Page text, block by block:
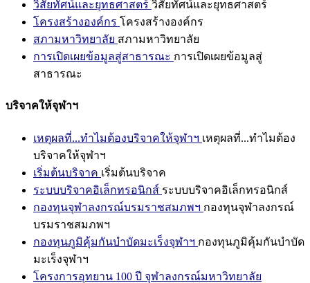
วิสัยทัศน์และยุทธศาสตร์ วิสัยทัศน์และยุทธศาสตร์
โครงสร้างองค์กร โครงสร้างองค์กร
สภามหาวิทยาลัย สภามหาวิทยาลัย
การเปิดเผยข้อมูลสู่สาธารณะ การเปิดเผยข้อมูลสู่
สาธารณะ
บริจาคให้จุฬาฯ
เหตุผลที่...ทำไมต้องบริจาคให้จุฬาฯ เหตุผลที่...ทำไมต้อง
บริจาคให้จุฬาฯ
เริ่มต้นบริจาค เริ่มต้นบริจาค
ระบบบริจาคอิเล็กทรอนิกส์ ระบบบริจาคอิเล็กทรอนิกส์
กองทุนจุฬาลงกรณ์บรมราชสมภพฯ กองทุนจุฬาลงกรณ์
บรมราชสมภพฯ
กองทุนภูมิคุ้มกันบำบัดมะเร็งจุฬาฯ กองทุนภูมิคุ้มกันบำบัด
มะเร็งจุฬาฯ
โครงการอุทยาน 100 ปี จุฬาลงกรณ์มหาวิทยาลัย